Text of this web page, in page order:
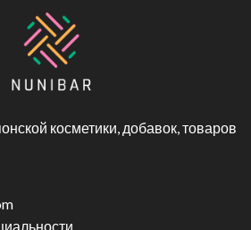
косметики, добавок, товаров